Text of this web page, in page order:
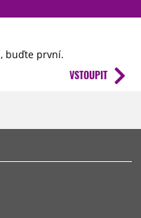
buďte první.
VSTOUPIT